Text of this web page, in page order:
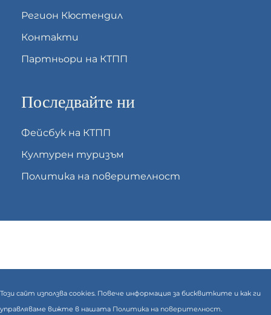
Регион Кюстендил
Контакти
Партньори на КТПП
Последвайте ни
Фейсбук на КТПП
Културен туризъм
Политика на поверителност
Този сайт използва cookies. Повече информация за бисквитките и как ги
управляваме вижте в нашата Политика на поверителност.